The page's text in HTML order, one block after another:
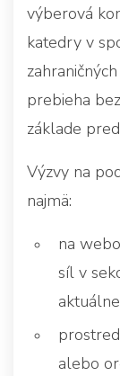
výberová
katedry v
prebieha
základe
Výzvy na
najmä:
na
síl v
alebo